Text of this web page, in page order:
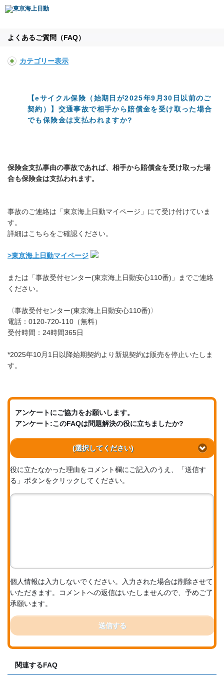
よくあるご質問（FAQ）
カテゴリー表示
【eサイクル保険（始期日が2025年9月30日以前のご
契約）】交通事故で相手から賠償金を受け取った場合
でも保険金は支払われますか?
保険金支払事由の事故であれば、相手から賠償金を受け取った場
合も保険金は支払われます。
事故のご連絡は「東京海上日動マイページ」にて受け付けていま
す。
詳細はこちらをご確認ください。
>東京海上日動マイページ
または「事故受付センター(東京海上日動安心110番)」までご連絡
ください。
〈事故受付センター(東京海上日動安心110番)〉
電話：0120-720-110（無料）
受付時間：24時間365日
*2025年10月1日以降始期契約より新規契約は販売を停止いたしま
す。
アンケートにご協力をお願いします。
アンケート:このFAQは問題解決の役に立ちましたか?
(選択してください)
役に立たなかった理由をコメント欄にご記入のうえ、「送信す
る」ボタンをクリックしてください。
個人情報は入力しないでください。入力された場合は削除させて
いただきます。コメントへの返信はいたしませんので、予めご了
承願います。
送信する
関連するFAQ